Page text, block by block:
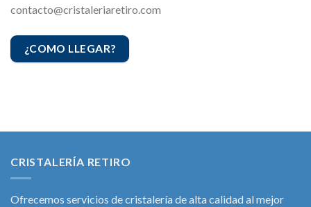
contacto@cristaleriaretiro.com
¿COMO LLEGAR?
CRISTALERÍA RETIRO
Ofrecemos servicios de cristalería de alta calidad al mejor